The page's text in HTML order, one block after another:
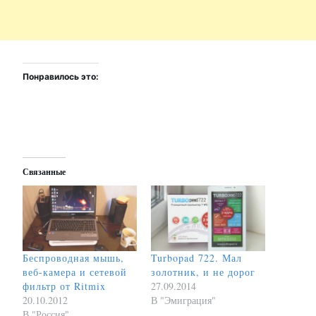
Понравилось это:
Связанные
Беспроводная мышь,
веб-камера и сетевой
фильтр от Ritmix
20.10.2012
Turbopad 722. Мал
золотник, и не дорог
27.09.2014
В "Эмиграция"